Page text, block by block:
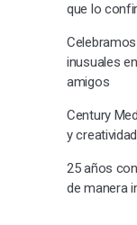
que lo
inusuales
amigos
Century
y
25 años
de manera